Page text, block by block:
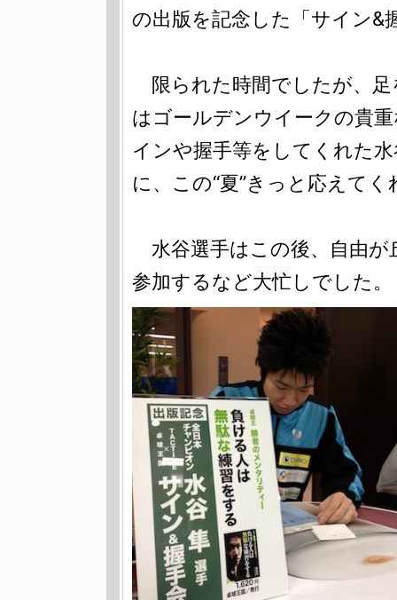
の出版を記念した「サイン&
限られた時間でしたが、
はゴールデンウイークの貴
インや握手等をしてくれた
に、この“夏”きっと応えて
水谷選手はこの後、自由が
参加するなど大忙しでした。